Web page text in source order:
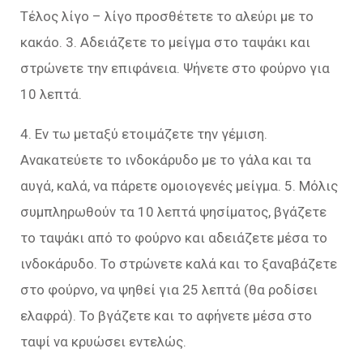
Τέλος λίγο – λίγο προσθέτετε το αλεύρι με το
κακάο. 3. Αδειάζετε το μείγμα στο ταψάκι και
στρώνετε την επιφάνεια. Ψήνετε στο φούρνο για
10 λεπτά.
4. Εν τω μεταξύ ετοιμάζετε την γέμιση.
Ανακατεύετε το ινδοκάρυδο με το γάλα και τα
αυγά, καλά, να πάρετε ομοιογενές μείγμα. 5. Μόλις
συμπληρωθούν τα 10 λεπτά ψησίματος, βγάζετε
το ταψάκι από το φούρνο και αδειάζετε μέσα το
ινδοκάρυδο. Το στρώνετε καλά και το ξαναβάζετε
στο φούρνο, να ψηθεί για 25 λεπτά (θα ροδίσει
ελαφρά). Το βγάζετε και το αφήνετε μέσα στο
ταψί να κρυώσει εντελώς.